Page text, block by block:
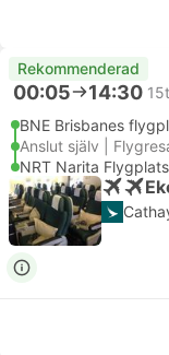
Rekommenderad
00:05 14:30
BNE Brisbanes
Anslut själv |
NRT Narita